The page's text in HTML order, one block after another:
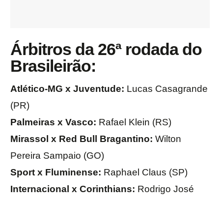
Árbitros da 26ª rodada do
Brasileirão:
Atlético-MG x Juventude: Lucas Casagrande
(PR)
Palmeiras x Vasco: Rafael Klein (RS)
Mirassol x Red Bull Bragantino: Wilton
Pereira Sampaio (GO)
Sport x Fluminense: Raphael Claus (SP)
Internacional x Corinthians: Rodrigo José